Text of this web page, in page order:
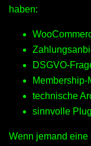
haben:
DSGVO-
Membership-
technische
sinnvolle
Wenn jemand eine